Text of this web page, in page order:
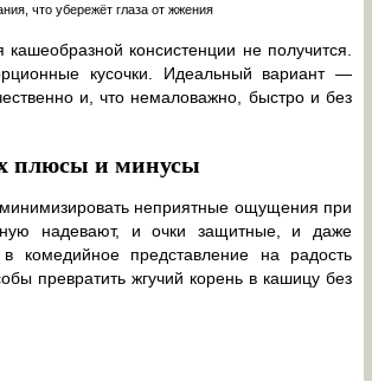
что убережёт глаза от жжения
консистенции не получится.
кусочки. Идеальный вариант —
и, что немаловажно, быстро и без
плюсы и минусы
неприятные ощущения при
надевают, и очки защитные, и даже
комедийное представление на радость
превратить жгучий корень в кашицу без